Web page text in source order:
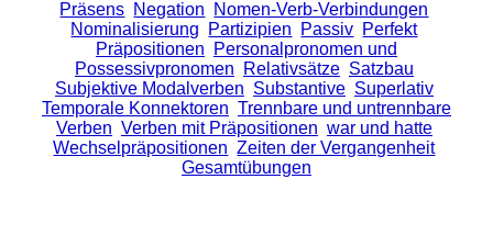
Präsens Negation
Nomen-Verb-Verbindungen
Nominalisierung
Partizipien Passiv Perfekt
Präpositionen
Personalpronomen und
Possessivpronomen
Relativsätze Satzbau
Subjektive Modalverben Substantive Superlativ
Temporale Konnektoren Trennbare und untrennbare
Verben Verben mit Präpositionen war und hatte
Wechselpräpositionen Zeiten der Vergangenheit
Gesamtübungen